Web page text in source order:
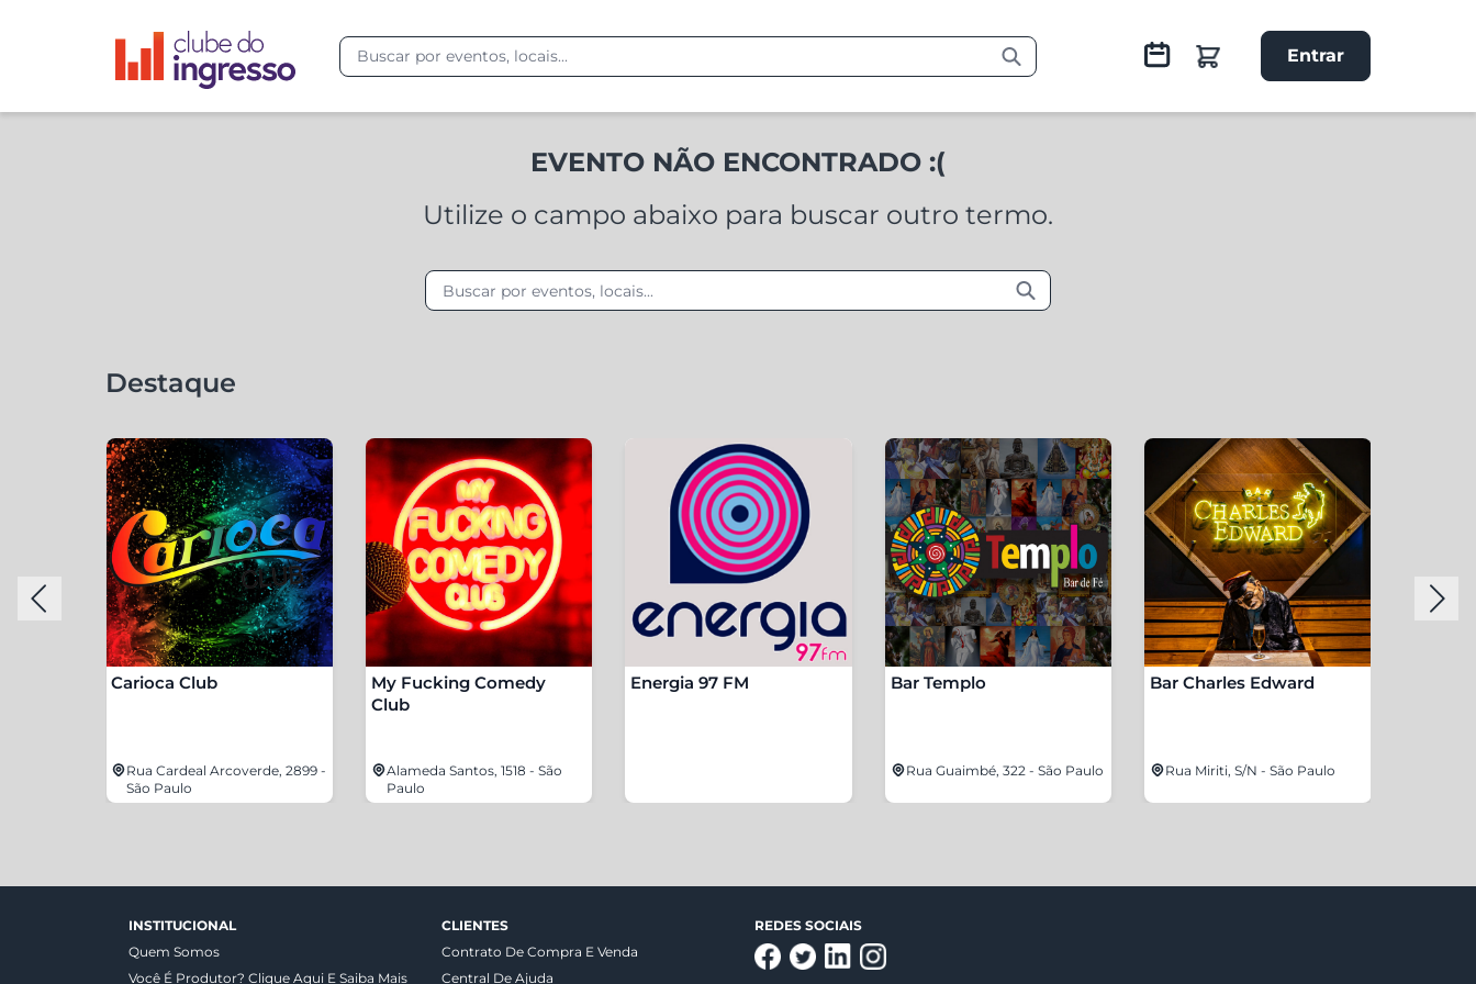
Entrar
EVENTO NÃO ENCONTRADO :(
Utilize o campo abaixo para buscar outro termo.
Destaque
Carioca Club
Rua Cardeal Arcoverde, 2899 -
São Paulo
My Fucking Comedy
Club
Alameda Santos, 1518 - São
Paulo
Energia 97 FM Bar Templo
Rua Guaimbé, 322 - São Paulo
Bar Charles Edward
Rua Miriti, S/N - São Paulo
INSTITUCIONAL
Quem Somos
Você É Produtor? Clique Aqui E Saiba Mais
CLIENTES
Contrato De Compra E Venda
Central De Ajuda
REDES SOCIAIS